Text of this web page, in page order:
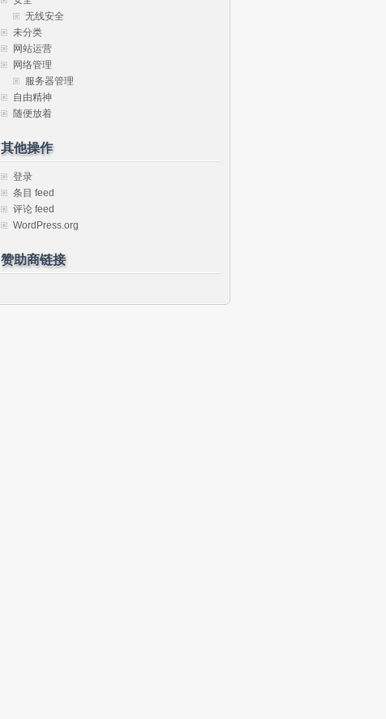
无线安全
未分类
网站运营
网络管理
服务器管理
自由精神
随便放着
其他操作
登录
条目 feed
评论 feed
WordPress.org
赞助商链接